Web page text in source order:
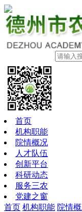
首页
机构职能
院情概况
人才队伍
创新平台
科研动态
服务三农
党建之窗
首页 机构职能 院情